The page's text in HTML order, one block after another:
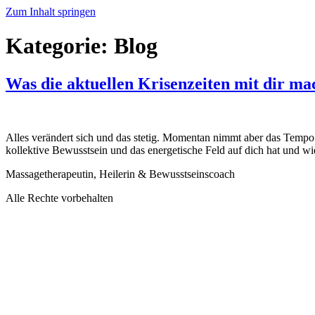
Zum Inhalt springen
Kategorie: Blog
Was die aktuellen Krisenzeiten mit dir
Alles verändert sich und das stetig. Momentan nimmt aber das
kollektive Bewusstsein und das energetische Feld auf dich hat und
Massagetherapeutin, Heilerin & Bewusstseinscoach
Alle Rechte vorbehalten